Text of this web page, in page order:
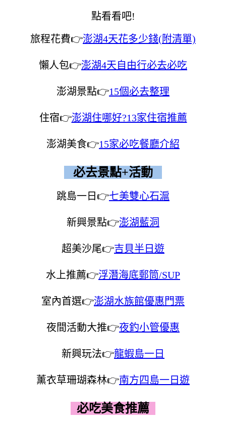
點看看吧!
旅程花費👉澎湖4天花多少錢(附清單)
懶人包👉澎湖4天自由行必去必吃
澎湖景點👉15個必去整理
住宿👉澎湖住哪好?13家住宿推薦
澎湖美食👉15家必吃餐廳介紹
必去景點+活動
跳島一日👉七美雙心石滬
新興景點👉澎湖藍洞
超美沙尾👉吉貝半日遊
水上推薦👉浮潛海底郵筒/SUP
室內首選👉澎湖水族館優惠門票
夜間活動大推👉夜釣小管優惠
新興玩法👉龍蝦島一日
薰衣草珊瑚森林👉南方四島一日遊
必吃美食推薦